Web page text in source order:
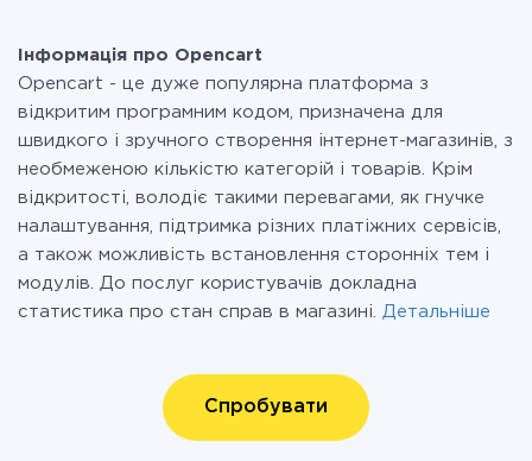
Інформація про Opencart
Opencart - це дуже популярна платформа з
відкритим програмним кодом, призначена для
швидкого і зручного створення інтернет-магазинів, з
необмеженою кількістю категорій і товарів. Крім
відкритості, володіє такими перевагами, як гнучке
налаштування, підтримка різних платіжних сервісів,
а також можливість встановлення сторонніх тем і
модулів. До послуг користувачів докладна
статистика про стан справ в магазині. Детальніше
Спробувати